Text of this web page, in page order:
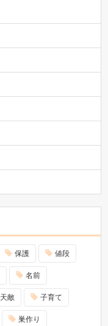
保護 値段
名前
天敵 子育て
巣作り